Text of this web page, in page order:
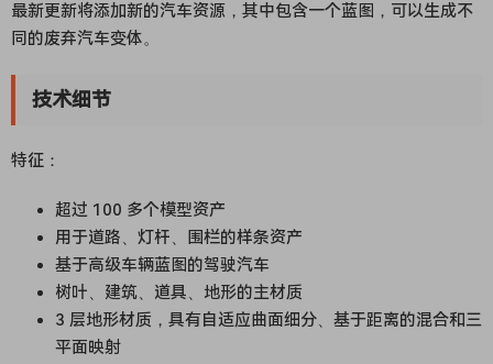
最新更新将添加新的汽车资源，其中包含一个蓝图，可以生成不
同的废弃汽车变体。
技术细节
特征：
超过 100 多个模型资产
用于道路、灯杆、围栏的样条资产
基于高级车辆蓝图的驾驶汽车
树叶、建筑、道具、地形的主材质
3 层地形材质，具有自适应曲面细分、基于距离的混合和三
平面映射